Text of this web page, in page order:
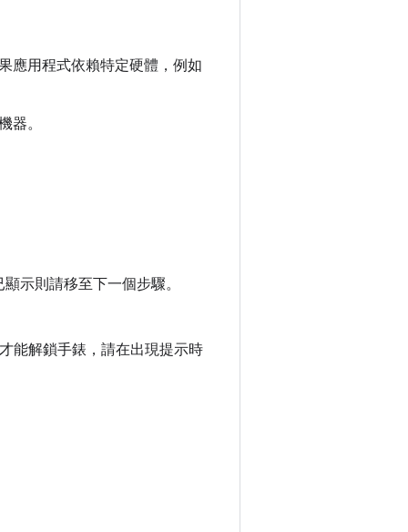
應用程式依賴特定硬體，例如
器。
示則請移至下一個步驟。
能解鎖手錶，請在出現提示時